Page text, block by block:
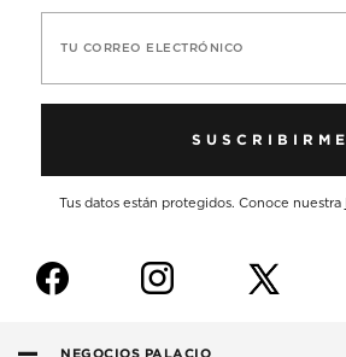
TU CORREO ELECTRÓNICO
SUSCRIBIRME
Tus datos están protegidos. Conoce nuestra
f i
NEGOCIOS PALACIO